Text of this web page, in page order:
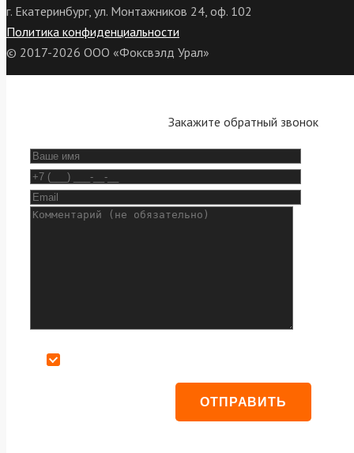
г. Екатеринбург, ул. Монтажников 24, оф. 102
Политика конфиденциальности
© 2017-2026 ООО «Фоксвэлд Урал»
Закажите обратный звонок